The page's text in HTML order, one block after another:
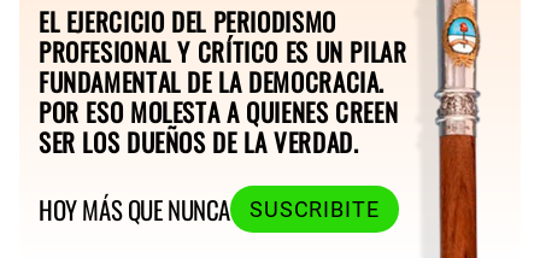
EL EJERCICIO DEL PERIODISMO
PROFESIONAL Y CRÍTICO ES UN PILAR
FUNDAMENTAL DE LA DEMOCRACIA.
POR ESO MOLESTA A QUIENES CREEN
SER LOS DUEÑOS DE LA VERDAD.
HOY MÁS QUE NUNCA
SUSCRIBITE